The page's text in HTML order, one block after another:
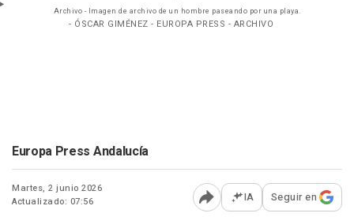
Archivo - Imagen de archivo de un hombre paseando por una playa.
- ÓSCAR GIMÉNEZ - EUROPA PRESS - ARCHIVO
Europa Press Andalucía
Martes, 2 junio 2026
Actualizado: 07:56
Abrir opciones para
IA Seguir en